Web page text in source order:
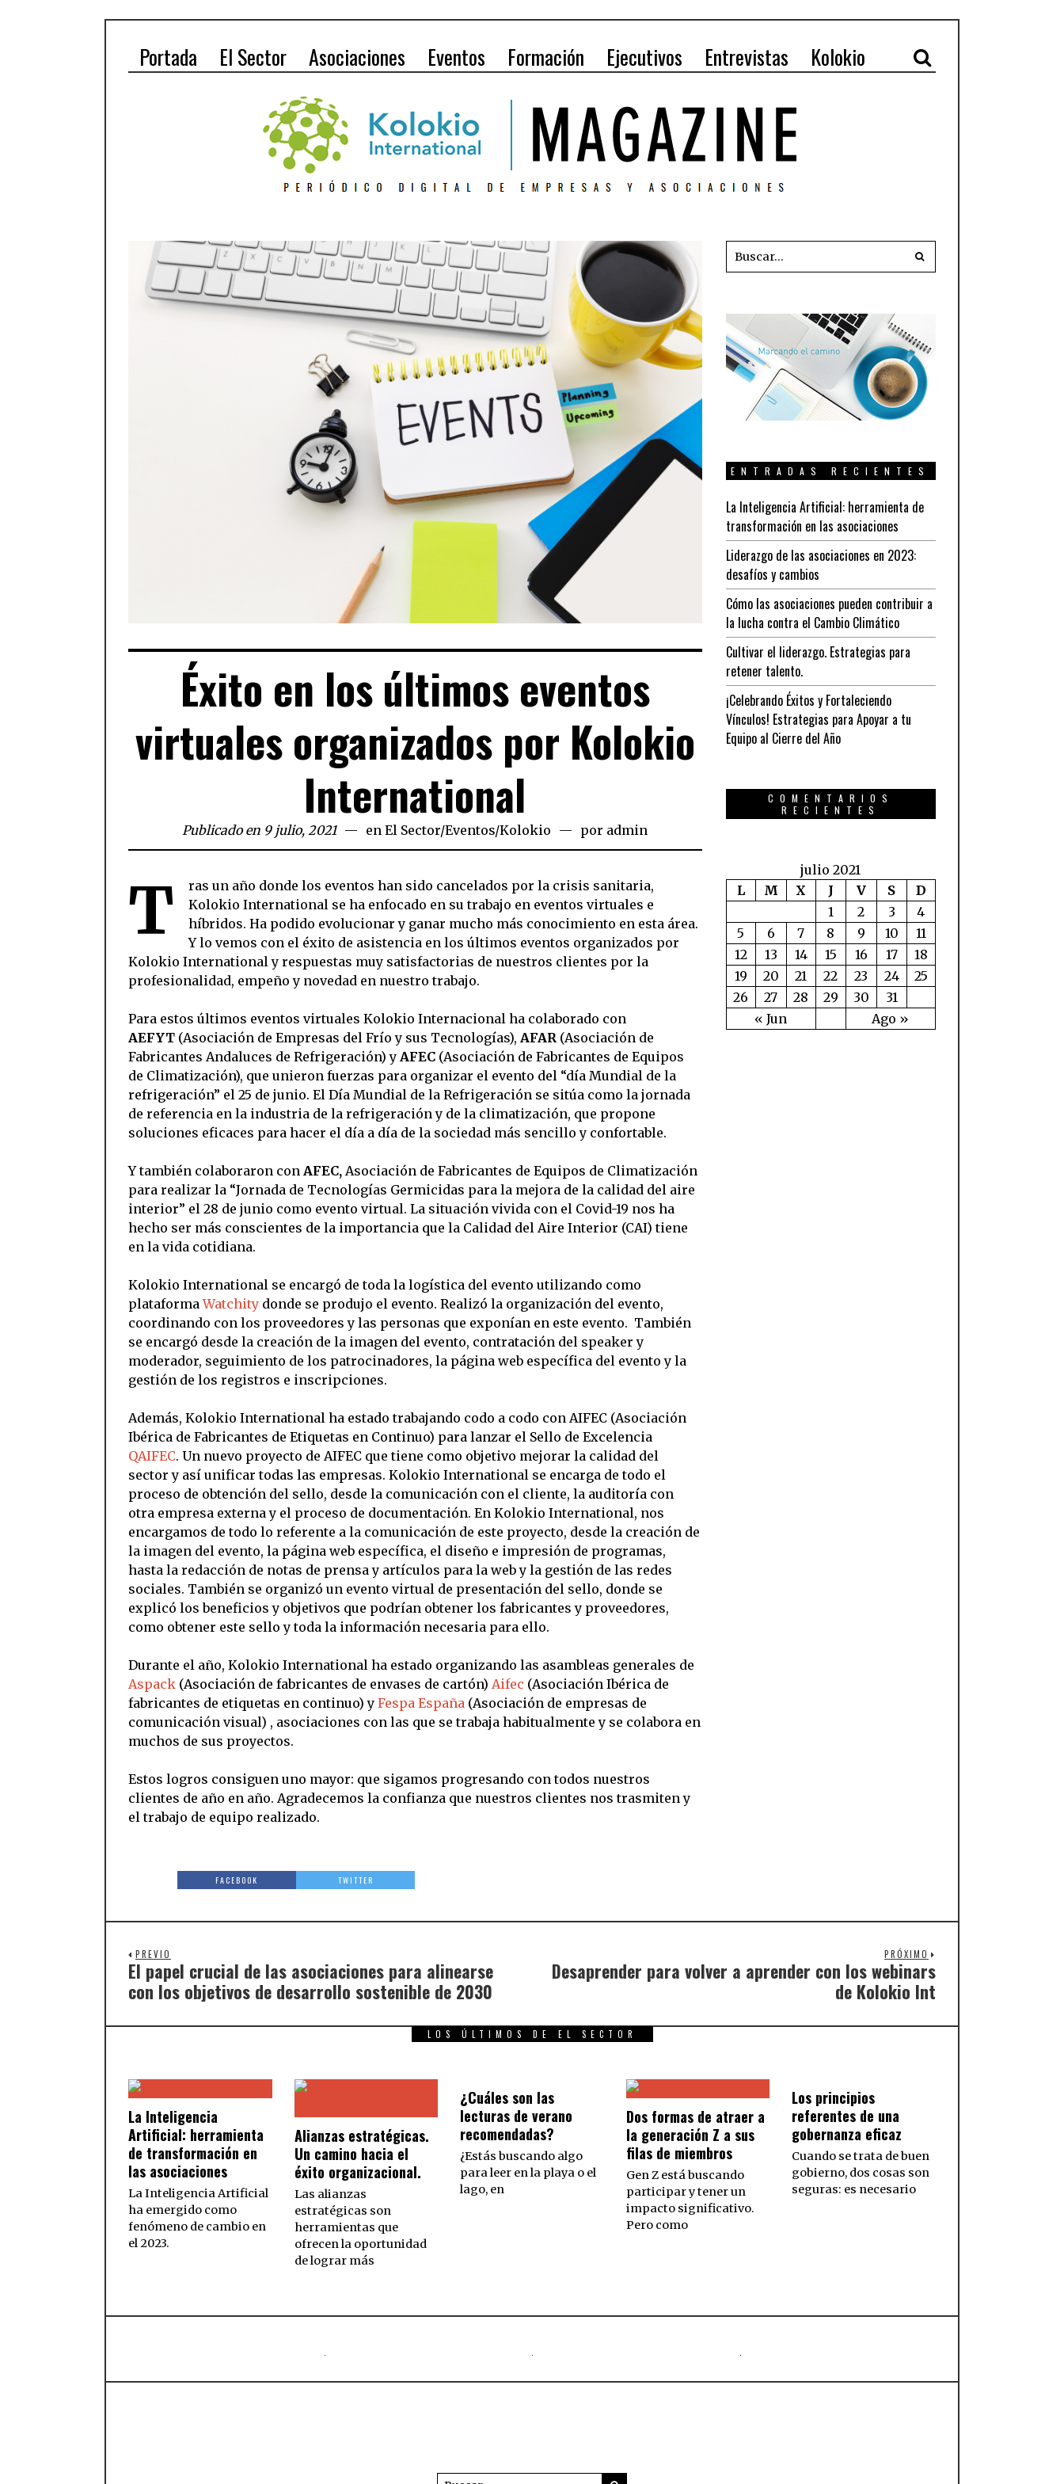
Portada El Sector Asociaciones Eventos Formación Ejecutivos Entrevistas Kolokio
Éxito en los últimos eventos
virtuales organizados por Kolokio
International
Publicado en 9 julio, 2021 enEl Sector/Eventos/Kolokio por admin
T
ras un año donde los eventos han sido cancelados por la crisis sanitaria,
Kolokio International se ha enfocado en su trabajo en eventos virtuales e
híbridos. Ha podido evolucionar y ganar mucho más conocimiento en esta área.
Y lo vemos con el éxito de asistencia en los últimos eventos organizados por
Kolokio International y respuestas muy satisfactorias de nuestros clientes por la
profesionalidad, empeño y novedad en nuestro trabajo.
Para estos últimos eventos virtuales Kolokio Internacional ha colaborado con
AEFYT (Asociación de Empresas del Frío y sus Tecnologías), AFAR (Asociación de
Fabricantes Andaluces de Refrigeración) y AFEC (Asociación de Fabricantes de Equipos
de Climatización), que unieron fuerzas para organizar el evento del “día Mundial de la
refrigeración” el 25 de junio. El Día Mundial de la Refrigeración se sitúa como la jornada
de referencia en la industria de la refrigeración y de la climatización, que propone
soluciones eficaces para hacer el día a día de la sociedad más sencillo y confortable.
Y también colaboraron con AFEC, Asociación de Fabricantes de Equipos de Climatización
para realizar la “Jornada de Tecnologías Germicidas para la mejora de la calidad del aire
interior” el 28 de junio como evento virtual. La situación vivida con el Covid-19 nos ha
hecho ser más conscientes de la importancia que la Calidad del Aire Interior (CAI) tiene
en la vida cotidiana.
Kolokio International se encargó de toda la logística del evento utilizando como
plataformaWatchity donde se produjo el evento. Realizó la organización del evento,
coordinando con los proveedores y las personas que exponían en este evento. También
se encargó desde la creación de la imagen del evento, contratación del speaker y
moderador, seguimiento de los patrocinadores, la página web específica del evento y la
gestión de los registros e inscripciones.
Además, Kolokio International ha estado trabajando codo a codo con AIFEC (Asociación
Ibérica de Fabricantes de Etiquetas en Continuo) para lanzar el Sello de Excelencia
QAIFEC. Un nuevo proyecto de AIFEC que tiene como objetivo mejorar la calidad del
sector y así unificar todas las empresas. Kolokio International se encarga de todo el
proceso de obtención del sello, desde la comunicación con el cliente, la auditoría con
otra empresa externa y el proceso de documentación. En Kolokio International, nos
encargamos de todo lo referente a la comunicación de este proyecto, desde la creación de
la imagen del evento, la página web específica, el diseño e impresión de programas,
hasta la redacción de notas de prensa y artículos para la web y la gestión de las redes
sociales. También se organizó un evento virtual de presentación del sello, donde se
explicó los beneficios y objetivos que podrían obtener los fabricantes y proveedores,
como obtener este sello y toda la información necesaria para ello.
Durante el año, Kolokio International ha estado organizando las asambleas generales de
Aspack (Asociación de fabricantes de envases de cartón) Aifec (Asociación Ibérica de
fabricantes de etiquetas en continuo) y Fespa España (Asociación de empresas de
comunicación visual) , asociaciones con las que se trabaja habitualmente y se colabora en
muchos de sus proyectos.
Estos logros consiguen uno mayor: que sigamos progresando con todos nuestros
clientes de año en año. Agradecemos la confianza que nuestros clientes nos trasmiten y
el trabajo de equipo realizado.
FACEBOOK TWITTER
ENTRADAS RECIENTES
La Inteligencia Artificial: herramienta de
transformación en las asociaciones
Liderazgo de las asociaciones en 2023:
desafíos y cambios
Cómo las asociaciones pueden contribuir a
la lucha contra el Cambio Climático
Cultivar el liderazgo. Estrategias para
retener talento.
¡Celebrando Éxitos y Fortaleciendo
Vínculos! Estrategias para Apoyar a tu
Equipo al Cierre del Año
COMENTARIOS
RECIENTES
julio 2021
L
M X J V S D
« Jun Ago »
1 2 3
4
5
6 7 8 9 10
11
12
13 14 15 16 17
18
19
20 21 22 23 24
25
26
27 28 29 30 31
PREVIO
El papel crucial de las asociaciones para alinearse
con los objetivos de desarrollo sostenible de 2030
PRÓXIMO
Desaprender para volver a aprender con los webinars
de Kolokio Int
LOS ÚLTIMOS DE EL SECTOR
La Inteligencia
Artificial: herramienta
de transformación en
las asociaciones
La Inteligencia Artificial
ha emergido como
fenómeno de cambio en
el 2023.
Alianzas estratégicas.
Un camino hacia el
éxito organizacional.
Las alianzas
estratégicas son
herramientas que
ofrecen la oportunidad
de lograr más
¿Cuáles son las
lecturas de verano
recomendadas?
¿Estás buscando algo
para leer en la playa o el
lago, en
Dos formas de atraer a
la generación Z a sus
filas de miembros
Gen Z está buscando
participar y tener un
impacto significativo.
Pero como
Los principios
referentes de una
gobernanza eficaz
Cuando se trata de buen
gobierno, dos cosas son
seguras: es necesario